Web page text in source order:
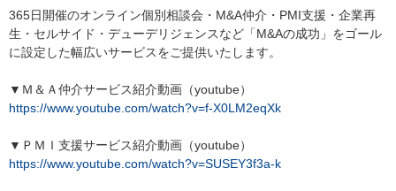
365日開催のオンライン個別相談会・M&A仲介・PMI支援・企業再
生・セルサイド・デューデリジェンスなど「M&Aの成功」をゴール
に設定した幅広いサービスをご提供いたします。
▼Ｍ＆Ａ仲介サービス紹介動画（youtube）
https://www.youtube.com/watch?v=f-X0LM2eqXk
▼ＰＭＩ支援サービス紹介動画（youtube）
https://www.youtube.com/watch?v=SUSEY3f3a-k